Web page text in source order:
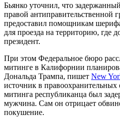
Бьянко уточнил, что
правой антиправительственной
предоставил помощникам
для проезда на территорию, где
президент.
При этом Федеральное бюро
митинге в Калифорнии
Дональда Трампа, пишет New
источник в правоохранительных
митинга республиканца был
мужчина. Сам он отрицает
покушение.